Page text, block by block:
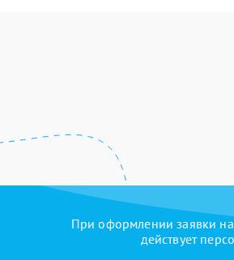
При оформлении заявки на
действует